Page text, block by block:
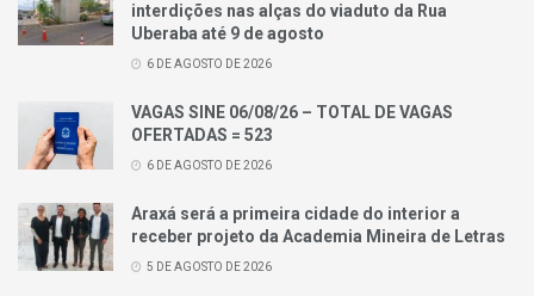
interdições nas alças do viaduto da Rua
Uberaba até 9 de agosto
6 DE AGOSTO DE 2026
VAGAS SINE 06/08/26 – TOTAL DE VAGAS
OFERTADAS = 523
6 DE AGOSTO DE 2026
Araxá será a primeira cidade do interior a
receber projeto da Academia Mineira de Letras
5 DE AGOSTO DE 2026